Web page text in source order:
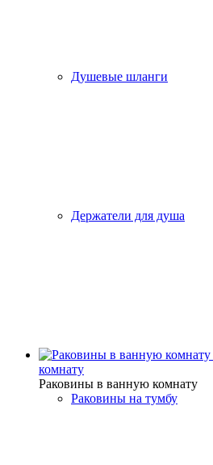
Душевые шланги
Держатели для душа
комнату
Раковины в ванную комнату
Раковины на тумбу